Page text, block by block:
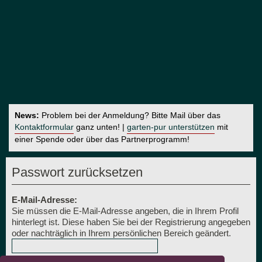
News: Problem bei der Anmeldung? Bitte Mail über das
Kontaktformular ganz unten! | garten-pur unterstützen mit
einer Spende oder über das Partnerprogramm!
Passwort zurücksetzen
E-Mail-Adresse:
Sie müssen die E-Mail-Adresse angeben, die in Ihrem Profil
hinterlegt ist. Diese haben Sie bei der Registrierung angegeben
oder nachträglich in Ihrem persönlichen Bereich geändert.